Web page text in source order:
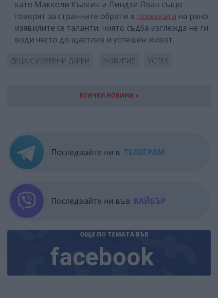
като Макколи Кълкин и Линдзи Лоан също
говорят за странните обрати в психиката на рано
изявилите се таланти, чиято съдба изглежда не ги
води често до щастлив и успешен живот.
ДЕЦА С ИЗЯВЕНИ ДАРБИ РАЗВИТИЕ УСПЕХ
ВСИЧКИ НОВИНИ »
Последвайте ни в ТЕЛЕГРАМ
Последвайте ни във ВАЙБЪР
ОЩЕ ПО ТЕМАТА ВЪВ
facebook